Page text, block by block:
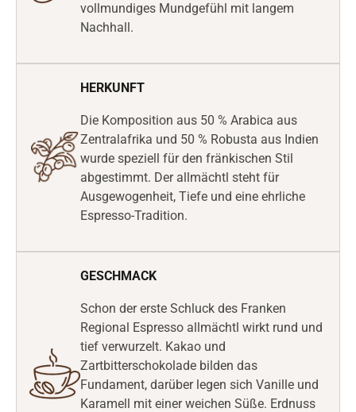
vollmundiges Mundgefühl mit langem
Nachhall.
HERKUNFT
Die Komposition aus 50 % Arabica aus
Zentralafrika und 50 % Robusta aus Indien
wurde speziell für den fränkischen Stil
abgestimmt. Der allmächtl steht für
Ausgewogenheit, Tiefe und eine ehrliche
Espresso-Tradition.
GESCHMACK
Schon der erste Schluck des Franken
Regional Espresso allmächtl wirkt rund und
tief verwurzelt. Kakao und
Zartbitterschokolade bilden das
Fundament, darüber legen sich Vanille und
Karamell mit einer weichen Süße. Erdnuss